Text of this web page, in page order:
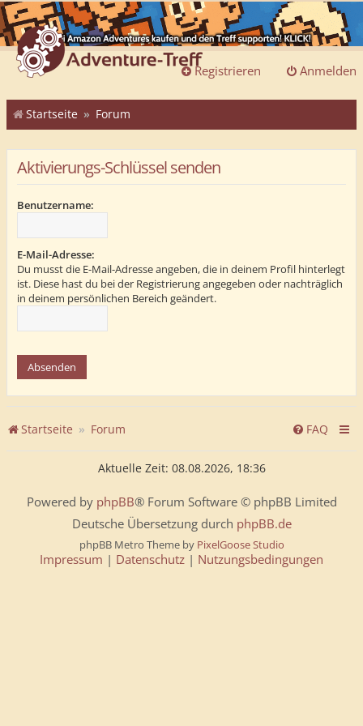
Anmelden
Registrieren
Startseite Forum
Aktivierungs-Schlüssel senden
Benutzername:
E-Mail-Adresse:
Du musst die E-Mail-Adresse angeben, die in deinem Profil hinterlegt
ist. Diese hast du bei der Registrierung angegeben oder nachträglich
in deinem persönlichen Bereich geändert.
Startseite Forum FAQ
Aktuelle Zeit: 08.08.2026, 18:36
Powered by phpBB® Forum Software © phpBB Limited
Deutsche Übersetzung durch phpBB.de
phpBB Metro Theme by PixelGoose Studio
Impressum | Datenschutz | Nutzungsbedingungen